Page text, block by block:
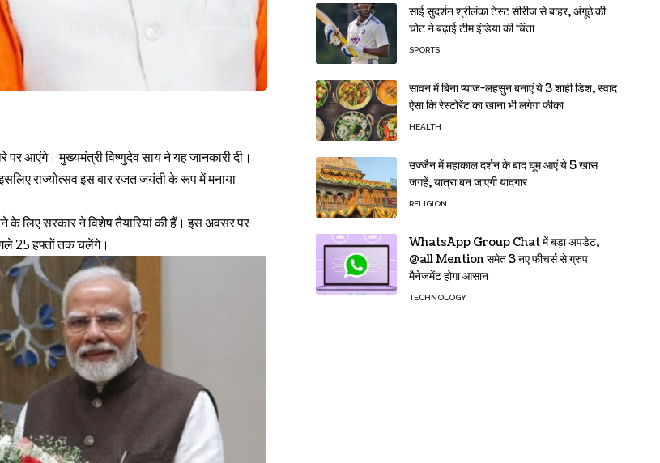
पर आएंगे। मुख्यमंत्री विष्णुदेव साय ने यह जानकारी दी।
राज्योत्सव इस बार रजत जयंती के रूप में मनाया
के लिए सरकार ने विशेष तैयारियां की हैं। इस अवसर पर
25 हफ्तों तक चलेंगे।
साई सुदर्शन श्रीलंका टेस्ट सीरीज से बाहर, अंगूठे की
चोट ने बढ़ाई टीम इंडिया की चिंता
SPORTS
सावन में बिना प्याज-लहसुन बनाएं ये 3 शाही डिश, स्वाद
ऐसा कि रेस्टोरेंट का खाना भी लगेगा फीका
HEALTH
उज्जैन में महाकाल दर्शन के बाद घूम आएं ये 5 खास
जगहें, यात्रा बन जाएगी यादगार
RELIGION
WhatsApp Group Chat में बड़ा अपडेट,
@all Mention समेत 3 नए फीचर्स से ग्रुप
मैनेजमेंट होगा आसान
TECHNOLOGY